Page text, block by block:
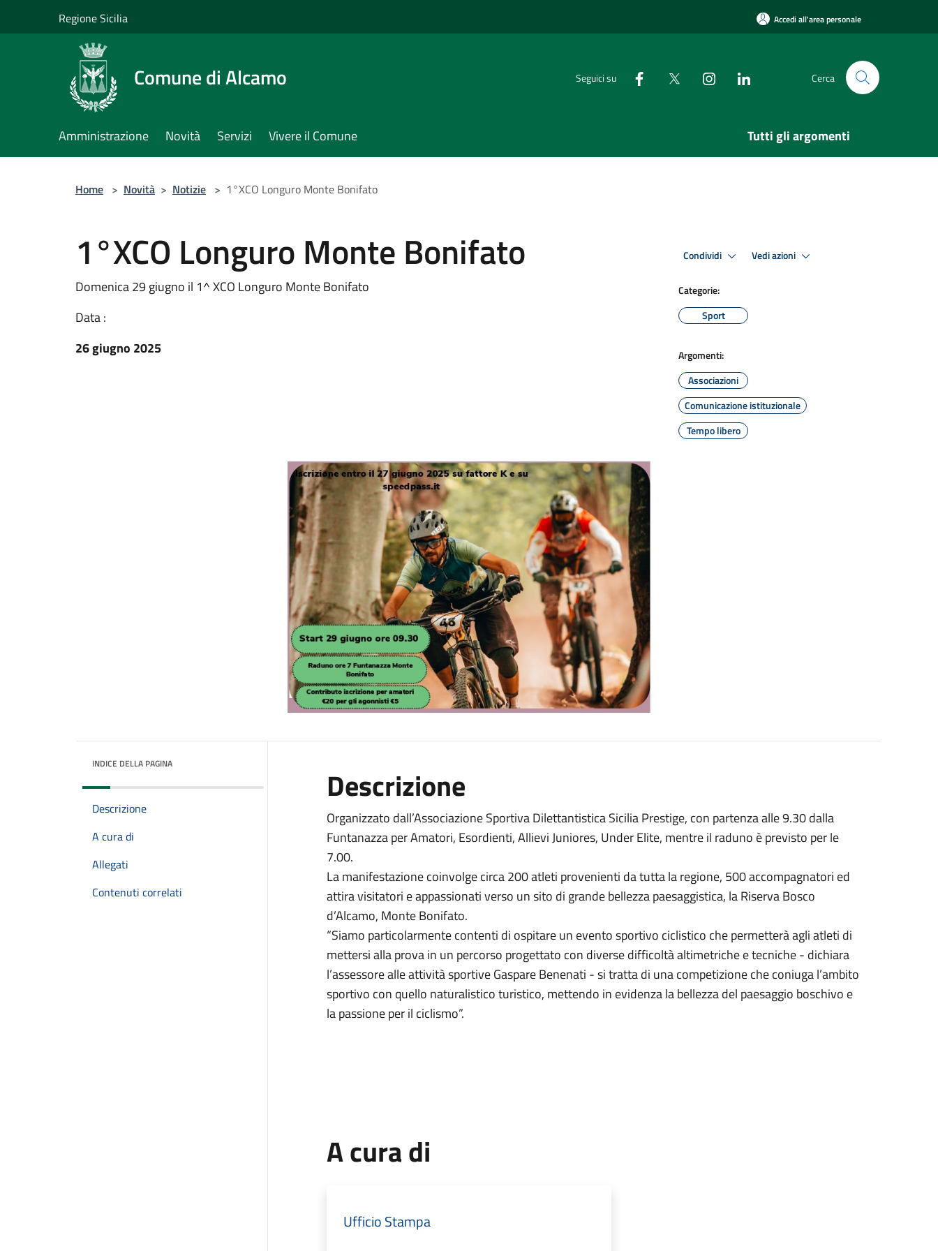
Regione Sicilia Accedi all'area personale
Comune di Alcamo Seguici su Cerca
Amministrazione Novità Servizi Vivere il Comune Tutti gli argomenti
Home > Novità > Notizie > 1°XCO Longuro Monte Bonifato
1°XCO Longuro Monte Bonifato
Domenica 29 giugno il 1^ XCO Longuro Monte Bonifato
Data :
26 giugno 2025
Condividi Vedi azioni
Categorie:
Sport
Argomenti:
Associazioni
Comunicazione istituzionale
Tempo libero
INDICE DELLA PAGINA
Descrizione
A cura di
Allegati
Contenuti correlati
Descrizione
Organizzato dall’Associazione Sportiva Dilettantistica Sicilia Prestige, con partenza alle 9.30 dalla
Funtanazza per Amatori, Esordienti, Allievi Juniores, Under Elite, mentre il raduno è previsto per le
7.00.
La manifestazione coinvolge circa 200 atleti provenienti da tutta la regione, 500 accompagnatori ed
attira visitatori e appassionati verso un sito di grande bellezza paesaggistica, la Riserva Bosco
d’Alcamo, Monte Bonifato.
“Siamo particolarmente contenti di ospitare un evento sportivo ciclistico che permetterà agli atleti di
mettersi alla prova in un percorso progettato con diverse difficoltà altimetriche e tecniche - dichiara
l’assessore alle attività sportive Gaspare Benenati - si tratta di una competizione che coniuga l’ambito
sportivo con quello naturalistico turistico, mettendo in evidenza la bellezza del paesaggio boschivo e
la passione per il ciclismo”.
A cura di
Ufficio Stampa